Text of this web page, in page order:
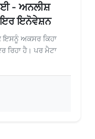
- ਅਨਲੀਸ਼
ਇਨੋਵੇਸ਼ਨ
ਇਸਨੂੰ ਅਕਸਰ ਕਿਹਾ
ਰਿਹਾ ਹੈ। ਪਰ ਮੈਟਾ
- ਅਨਲੀਸ਼ ਕ੍ਰਿਏਟੀਵਿਟੀ ਐਂਡ